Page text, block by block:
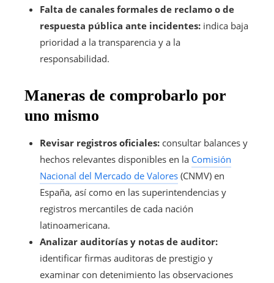
Falta de canales formales de reclamo o de
respuesta pública ante incidentes: indica baja
prioridad a la transparencia y a la
responsabilidad.
Maneras de comprobarlo por
uno mismo
Revisar registros oficiales: consultar balances y
hechos relevantes disponibles en la Comisión
Nacional del Mercado de Valores (CNMV) en
España, así como en las superintendencias y
registros mercantiles de cada nación
latinoamericana.
Analizar auditorías y notas de auditor:
identificar firmas auditoras de prestigio y
examinar con detenimiento las observaciones